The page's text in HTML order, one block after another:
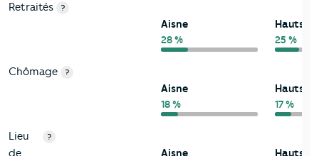
Retraités ?
Aisne
28 %
Hauts-
25 %
Chômage ?
Aisne
18 %
Hauts-
17 %
Lieu
de
?
Aisne Hauts-